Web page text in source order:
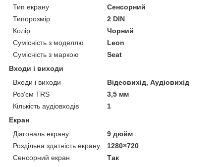
Тип екрану
Сенсорний
Типорозмір
2 DIN
Колір
Чорний
Сумісність з моделлю
Leon
Сумісність з маркою
Seat
Входи і виходи
Входи і виходи
Відеовихід, Аудіовихід
Роз'єм TRS
3,5 мм
Кількість аудіовходів
1
Екран
Діагональ екрану
9 дюйм
Роздільна здатність екрану
1280×720
Сенсорний екран
Так